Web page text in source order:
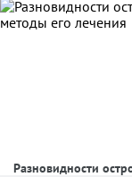
Разновидности